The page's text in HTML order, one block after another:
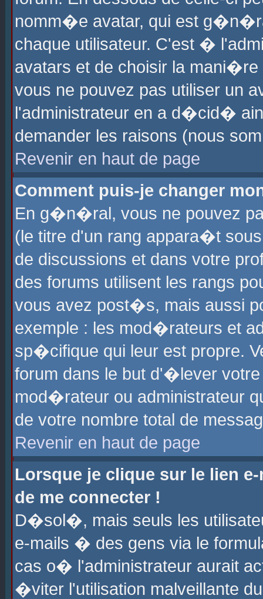
nomm�e avatar, qui est
chaque utilisateur. C'est �
avatars et de choisir la
vous ne pouvez pas utiliser un
l'administrateur en a d�cid�
demander les raisons (nous
Revenir en haut de page
Comment puis-je changer
En g�n�ral, vous ne pouvez
(le titre d'un rang appara�t
de discussions et dans votre
des forums utilisent les rangs
vous avez post�s, mais aussi
exemple : les mod�rateurs et
sp�cifique qui leur est propre.
forum dans le but d'�lever
mod�rateur ou administrateur
de votre nombre total de
Revenir en haut de page
Lorsque je clique sur le lien
de me connecter !
D�sol�, mais seuls les
e-mails � des gens via le
cas o� l'administrateur aurait
�viter l'utilisation malveillante